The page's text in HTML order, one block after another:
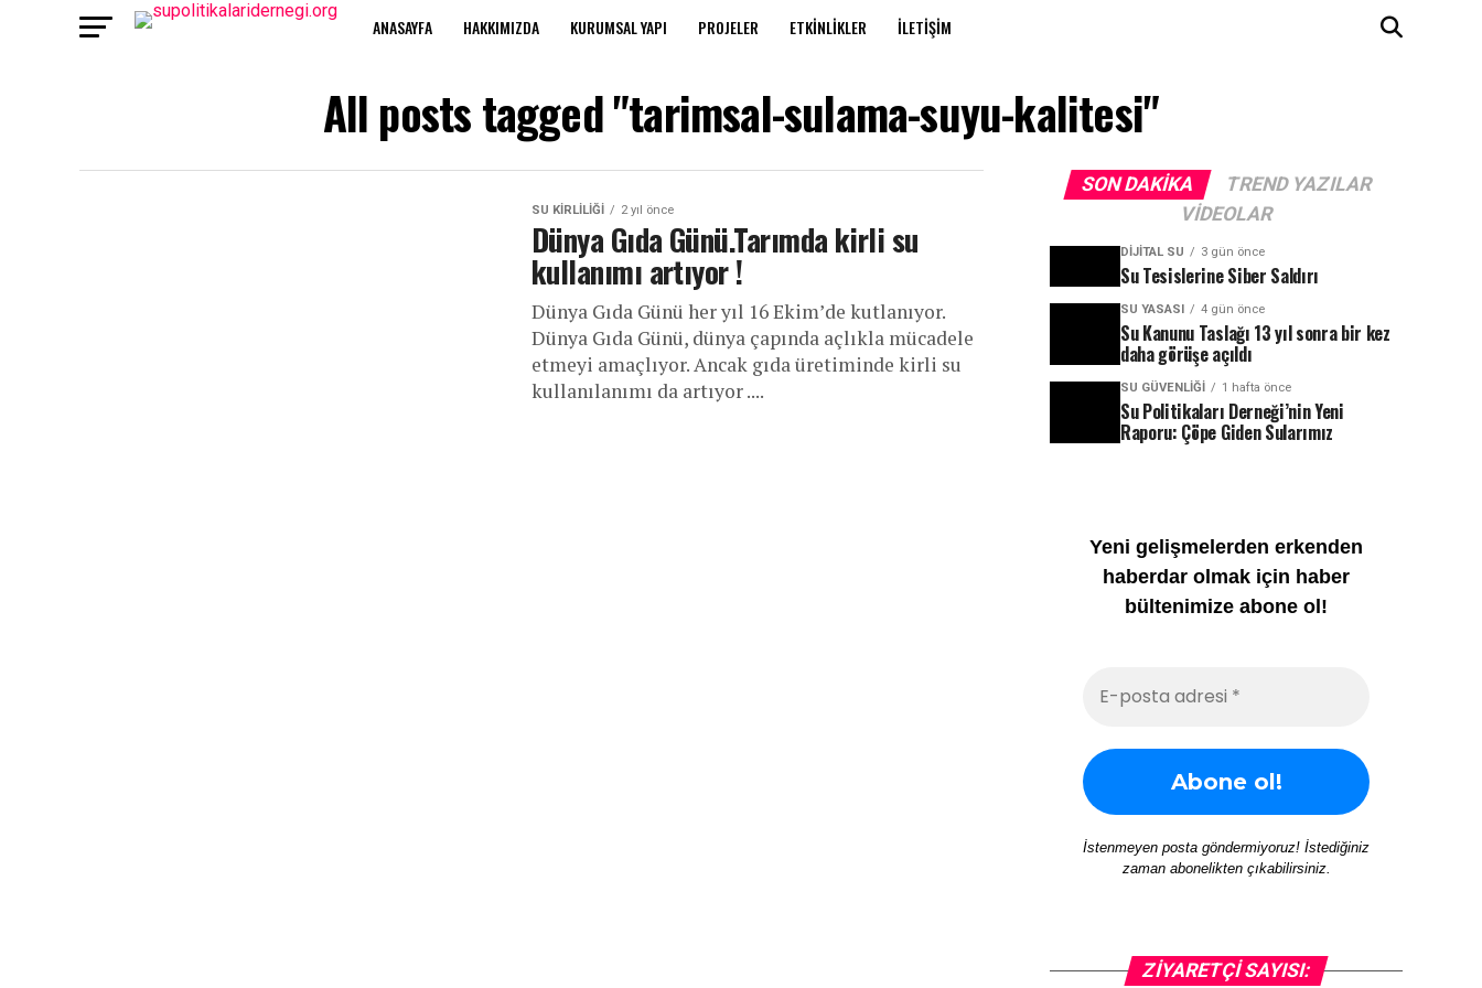
ANASAYFA HAKKIMIZDA KURUMSAL YAPI PROJELER ETKINLIKLER İLETIŞIM
All posts tagged "tarimsal-sulama-suyu-kalitesi"
SU KIRLILIĞI 2 yıl önce
Dünya Gıda Günü.Tarımda kirli su
kullanımı artıyor !
Dünya Gıda Günü her yıl 16 Ekim’de kutlanıyor.
Dünya Gıda Günü, dünya çapında açlıkla mücadele
etmeyi amaçlıyor. Ancak gıda üretiminde kirli su
kullanılanımı da artıyor ....
SON DAKIKA
TREND YAZILAR
VIDEOLAR
DIJITAL SU 3 gün önce
Su Tesislerine Siber Saldırı
SU YASASI 4 gün önce
Su Kanunu Taslağı 13 yıl sonra bir kez
daha görüşe açıldı
SU GÜVENLIĞI 1 hafta önce
Su Politikaları Derneği’nin Yeni
Raporu: Çöpe Giden Sularımız
Yeni gelişmelerden erkenden
haberdar olmak için haber
bültenimize abone ol!
İstenmeyen posta göndermiyoruz! İstediğiniz
zaman abonelikten çıkabilirsiniz.
ZIYARETÇI SAYISI: